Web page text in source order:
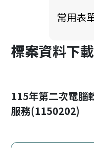
常用表
標案資料下
115年第二次電腦
服務(1150202)